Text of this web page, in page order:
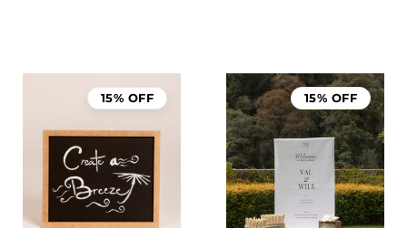
15% OFF 15% OFF
Rango
de
desde
hasta